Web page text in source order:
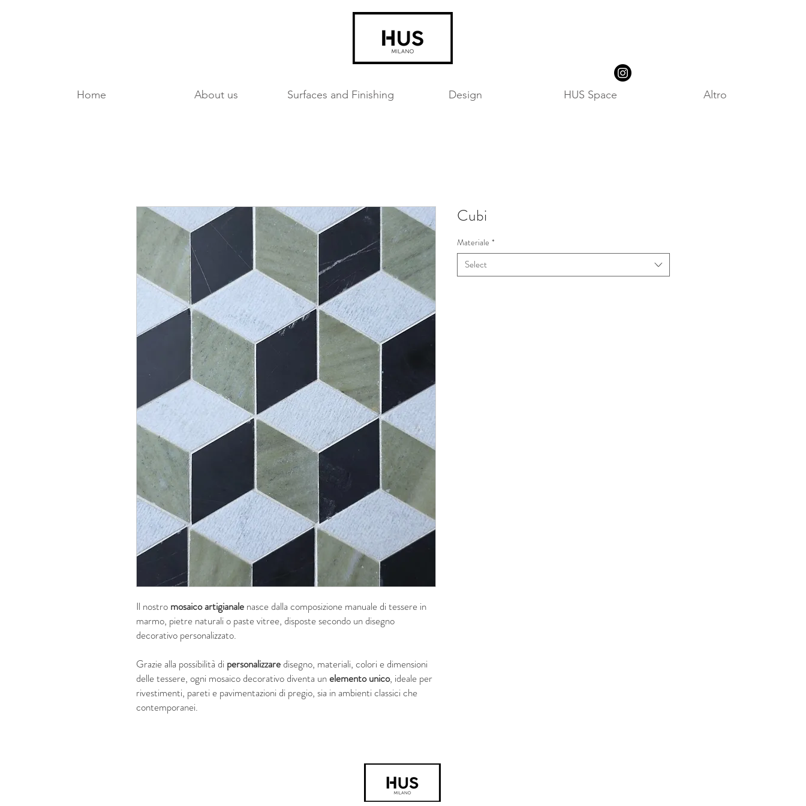
Home About us Surfaces and Finishing Design HUS Space Altro
Il nostro mosaico artigianale nasce dalla composizione manuale di tessere in
marmo, pietre naturali o paste vitree, disposte secondo un disegno
decorativo personalizzato.
Grazie alla possibilità di personalizzaredisegno, materiali, colori e dimensioni
delle tessere, ogni mosaico decorativo diventa unelemento unico, ideale per
rivestimenti, pareti e pavimentazioni di pregio, sia in ambienti classici che
contemporanei.
Cubi
Materiale *
Select